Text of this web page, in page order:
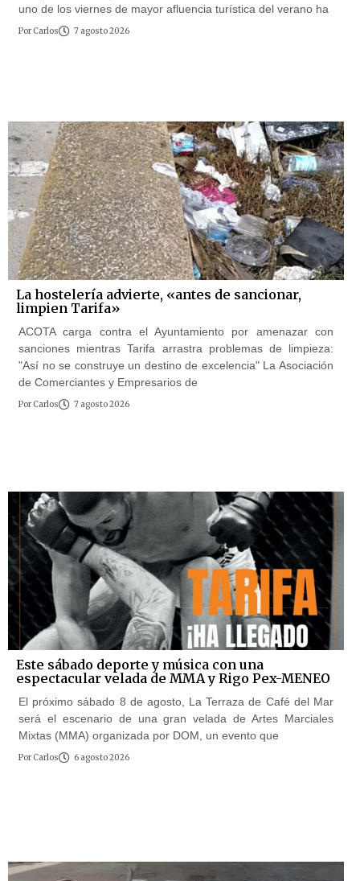
uno de los viernes de mayor afluencia turística del verano ha
Por Carlos 7 agosto 2026
La hostelería advierte, «antes de sancionar,
limpien Tarifa»
ACOTA carga contra el Ayuntamiento por amenazar con
sanciones mientras Tarifa arrastra problemas de limpieza:
"Así no se construye un destino de excelencia" La Asociación
de Comerciantes y Empresarios de
Por Carlos 7 agosto 2026
Este sábado deporte y música con una
espectacular velada de MMA y Rigo Pex-MENEO
El próximo sábado 8 de agosto, La Terraza de Café del Mar
será el escenario de una gran velada de Artes Marciales
Mixtas (MMA) organizada por DOM, un evento que
Por Carlos 6 agosto 2026